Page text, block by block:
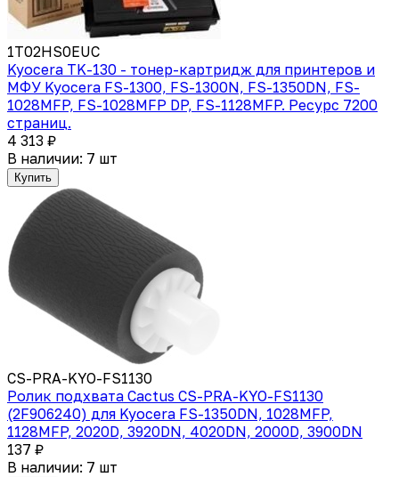
1T02HS0EUC
Kyocera TK-130 - тонер-картридж для принтеров и
МФУ Kyocera FS-1300, FS-1300N, FS-1350DN, FS-
1028MFP, FS-1028MFP DP, FS-1128MFP. Ресурс 7200
страниц.
4 313 ₽
В наличии: 7 шт
Купить
CS-PRA-KYO-FS1130
Ролик подхвата Cactus CS-PRA-KYO-FS1130
(2F906240) для Kyocera FS-1350DN, 1028MFP,
1128MFP, 2020D, 3920DN, 4020DN, 2000D, 3900DN
137 ₽
В наличии: 7 шт